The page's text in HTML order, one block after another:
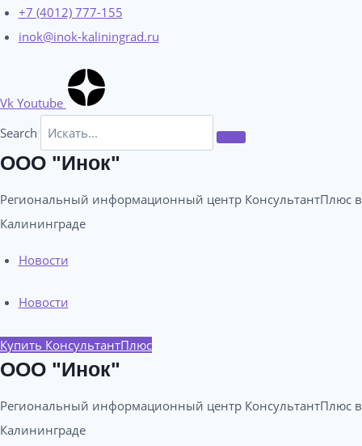
Перейти
к
+7 (4012) 777-155
inok@inok-kaliningrad.ru
Vk Youtube
Search
ООО "Инок"
Региональный информационный центр КонсультантПлюс в
Калининграде​
Новости
Новости
Купить КонсультантПлюс
ООО "Инок"
Региональный информационный центр КонсультантПлюс в
Калининграде​